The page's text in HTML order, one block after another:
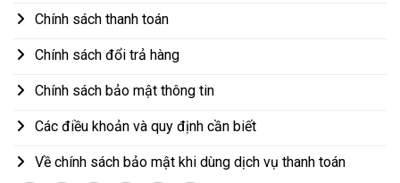
Chính sách thanh toán
Chính sách đổi trả hàng
Chính sách bảo mật thông tin
Các điều khoản và quy định cần biết
Về chính sách bảo mật khi dùng dịch vụ thanh toán